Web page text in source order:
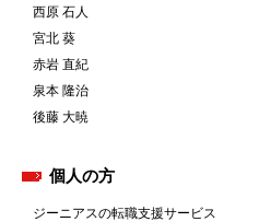
西原 石人
宮北 葵
赤岩 直紀
泉本 隆治
後藤 大暁
個人の方
ジーニアスの転職支援サービス